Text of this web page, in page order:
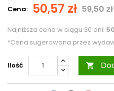
Cena: 50,57 zł 59,50
Najniższa cena w ciągu 30 dni:
*Cena sugerowana przez
Ilość 